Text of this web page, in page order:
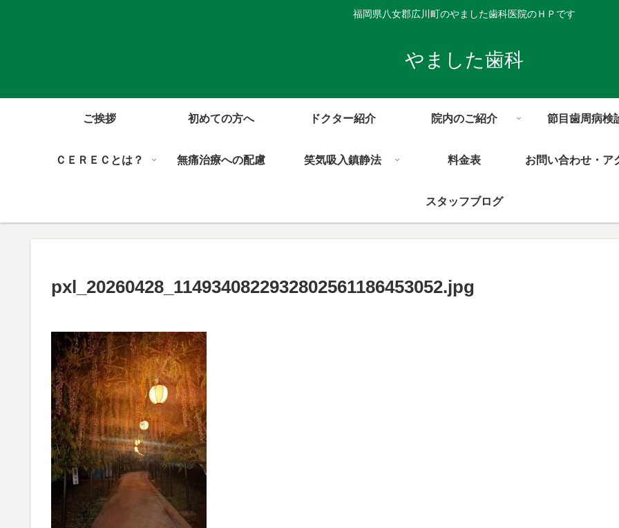
福岡県八女郡広川町のやました歯科医院のＨＰです
やました歯科
ご挨拶 初めての方へ ドクター紹介 院内のご紹介 節目歯周病検
ＣＥＲＥＣとは？ 無痛治療への配慮 笑気吸入鎮静法 料金表 お問い合わせ・ア
スタッフブログ
pxl_20260428_1149340822932802561186453052.jpg